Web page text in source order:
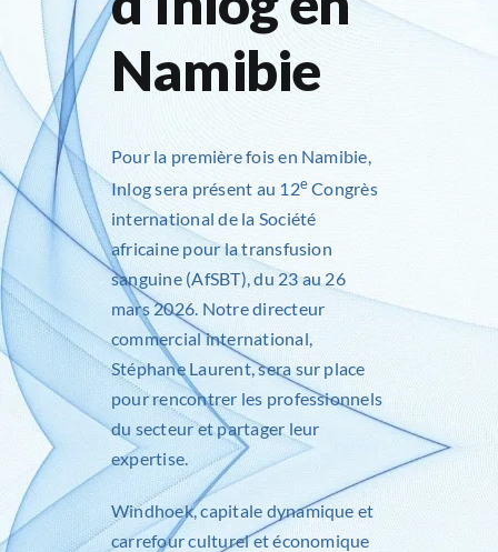
Namibie
Pour la première fois en Namibie,
Inlogsera présent au 12eCongrès
international de la Société
africaine pour la transfusion
sanguine (AfSBT), du 23 au 26
mars 2026. Notre directeur
commercial international,
Stéphane Laurent, sera sur place
pour rencontrer les professionnels
du secteur et partager leur
expertise.
Windhoek, capitale dynamique et
carrefour culturel et économique